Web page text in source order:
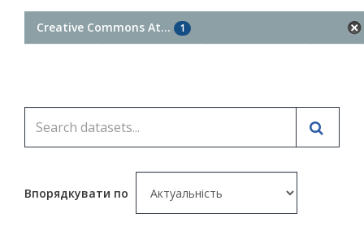
Creative Commons At... 1
Впорядкувати по